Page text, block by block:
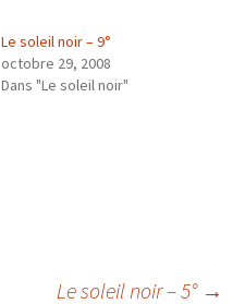
Le soleil noir – 9°
octobre 29, 2008
Dans "Le soleil noir"
Le soleil noir – 5° →